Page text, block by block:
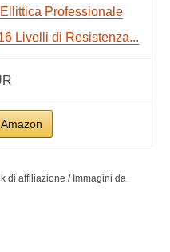
Professionale
Livelli di Resistenza...
di affiliazione / Immagini da